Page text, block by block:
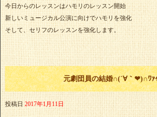
今日からのレッスンはハモリのレッスン開始
新しいミュージカル公演に向けでハモリを強化
そして、セリフのレッスンを強化します。
元劇団員の結婚∩(´∀｀❤)∩ﾜｧ
投稿日 2017年1月11日